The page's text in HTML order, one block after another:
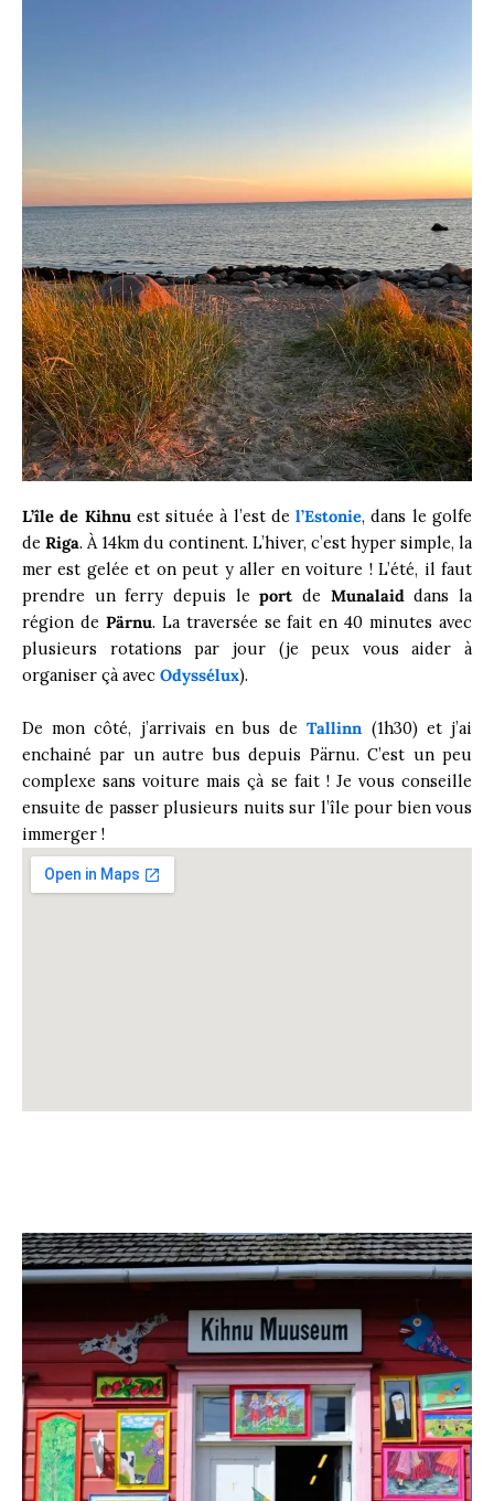
L’île de Kihnu est située à l’est del’Estonie, dans le golfe
de Riga. À 14km du continent. L’hiver, c’est hyper simple, la
mer est gelée et on peut y aller en voiture ! L’été, il faut
prendre un ferry depuis leport de Munalaid dans la
région de Pärnu. La traversée se fait en 40 minutes avec
plusieurs rotations par jour (je peux vous aider à
organiser çà avec Odyssélux).
De mon côté, j’arrivais en bus deTallinn (1h30) et j’ai
enchainé par un autre bus depuis Pärnu. C’est un peu
complexe sans voiture mais çà se fait ! Je vous conseille
ensuite de passer plusieurs nuits sur l’île pour bien vous
immerger !